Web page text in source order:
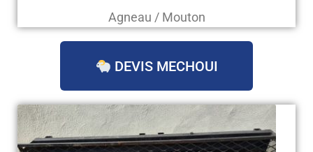
Agneau / Mouton
DEVIS MECHOUI